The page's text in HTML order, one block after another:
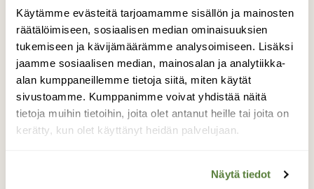
Käytämme evästeitä tarjoamamme sisällön ja mainosten
räätälöimiseen, sosiaalisen median ominaisuuksien
tukemiseen ja kävijämäärämme analysoimiseen. Lisäksi
jaamme sosiaalisen median, mainosalan ja analytiikka-
alan kumppaneillemme tietoja siitä, miten käytät
sivustoamme. Kumppanimme voivat yhdistää näitä
tietoja muihin tietoihin, joita olet antanut heille tai joita on
kerätty, kun olet käyttänyt heidän palvelujaan.
Näytä tiedot
Räkättirastas
Rastaat paistattelivat laskevan Auringon
lämmössä jokirannan lepässä.
Valokuvaaja: Risto Kangassalo, Hauninen, Raisio
8.10.2022
TAKAISIN LISTAAN